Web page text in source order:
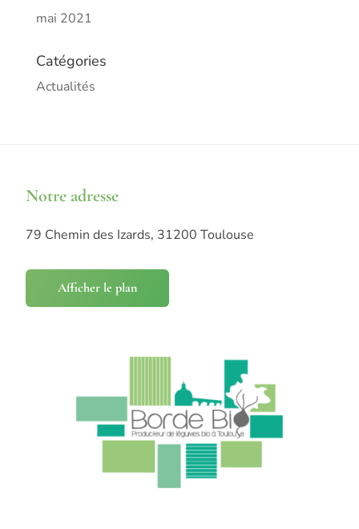
mai 2021
Catégories
Actualités
Notre adresse
79 Chemin des Izards, 31200 Toulouse
Afficher le plan